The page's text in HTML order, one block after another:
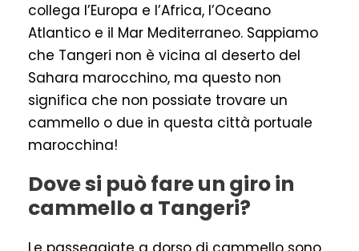
collega l’Europa e l’Africa, l’Oceano
Atlantico e il Mar Mediterraneo. Sappiamo
che Tangeri non è vicina al deserto del
Sahara marocchino, ma questo non
significa che non possiate trovare un
cammello o due in questa città portuale
marocchina!
Dove si può fare un giro in
cammello a Tangeri?